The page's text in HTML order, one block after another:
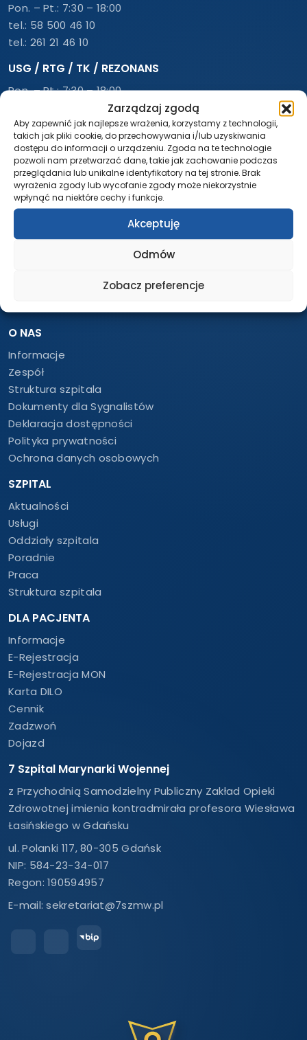
Zarządzaj zgodą
Aby zapewnić jak najlepsze wrażenia, korzystamy z technologii,
takich jak pliki cookie, do przechowywania i/lub uzyskiwania
dostępu do informacji o urządzeniu. Zgoda na te technologie
pozwoli nam przetwarzać dane, takie jak zachowanie podczas
przeglądania lub unikalne identyfikatory na tej stronie. Brak
wyrażenia zgody lub wycofanie zgody może niekorzystnie
wpłynąć na niektóre cechy i funkcje.
Akceptuję
Odmów
Zobacz preferencje
Pon. – Pt.: 7:30 – 18:00
tel.: 58 500 46 10
tel.: 261 21 46 10
USG / RTG / TK / REZONANS
Pon. – Pt.: 7:30 – 18:00
tel.:261 21 62 60
IZBA PRZYJĘĆ
Całodobowo
tel.:58 552 63 18
tel.:261 21 63 18
LABORATORIUM – DIAGNOSTYKA
O NAS
Informacje
Zespół
Struktura szpitala
Dokumenty dla Sygnalistów
Deklaracja dostępności
Polityka prywatności
Ochrona danych osobowych
SZPITAL
Aktualności
Usługi
Oddziały szpitala
Poradnie
Praca
Struktura szpitala
DLA PACJENTA
Informacje
E-Rejestracja
E-Rejestracja MON
Karta DILO
Cennik
Zadzwoń
Dojazd
7 Szpital Marynarki Wojennej
z Przychodnią Samodzielny Publiczny Zakład Opieki
Zdrowotnej imienia kontradmirała profesora Wiesława
Łasińskiego w Gdańsku
ul. Polanki 117, 80-305 Gdańsk
NIP: 584-23-34-017
Regon: 190594957
E-mail:sekretariat@7szmw.pl